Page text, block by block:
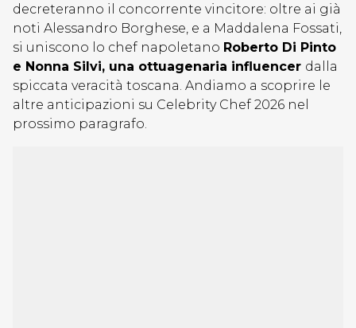
decreteranno il concorrente vincitore: oltre ai già
noti Alessandro Borghese, e a Maddalena Fossati,
si uniscono lo chef napoletano Roberto Di Pinto
e Nonna Silvi, una ottuagenaria influencer dalla
spiccata veracità toscana. Andiamo a scoprire le
altre anticipazioni su Celebrity Chef 2026 nel
prossimo paragrafo.